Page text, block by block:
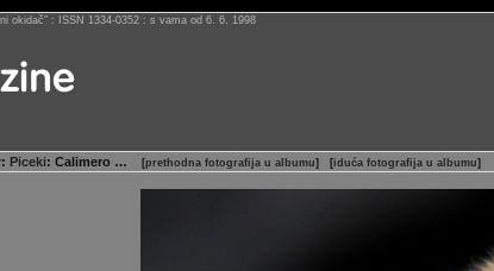
okidač” : ISSN 1334-0352 : s vama od 6. 6. 1998
: Piceki: Calimero … [prethodna fotografija u albumu] [iduća fotografija u albumu]